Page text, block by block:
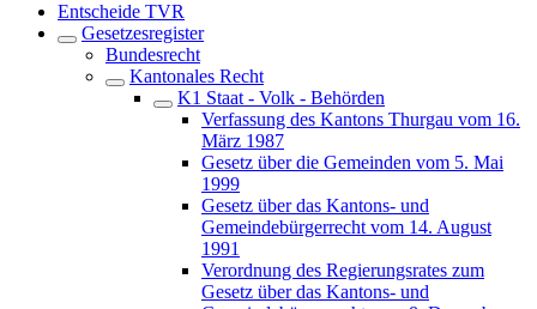
Entscheide TVR
Gesetzesregister
Bundesrecht
Kantonales Recht
K1 Staat - Volk - Behörden
Verfassung des Kantons Thurgau vom 16.
März 1987
Gesetz über die Gemeinden vom 5. Mai
1999
Gesetz über das Kantons- und
Gemeindebürgerrecht vom 14. August
1991
Verordnung des Regierungsrates zum
Gesetz über das Kantons- und